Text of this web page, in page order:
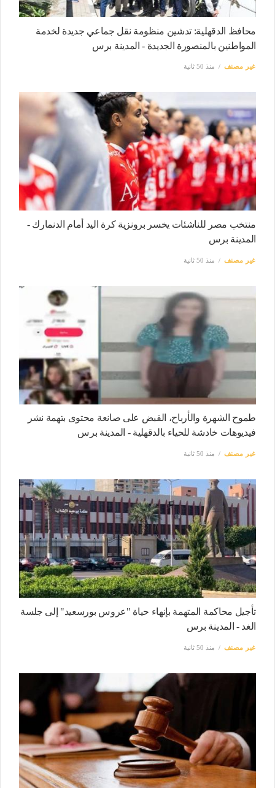
محافظ الدقهلية: تدشين منظومة نقل جماعي جديدة لخدمة
المواطنين بالمنصورة الجديدة - المدينة برس
غير مصنف منذ 50 ثانية
منتخب مصر للناشئات يخسر برونزية كرة اليد أمام الدنمارك -
المدينة برس
غير مصنف منذ 50 ثانية
طموح الشهرة والأرباح، القبض على صانعة محتوى بتهمة نشر
فيديوهات خادشة للحياء بالدقهلية - المدينة برس
غير مصنف منذ 50 ثانية
تأجيل محاكمة المتهمة بإنهاء حياة "عروس بورسعيد" إلى جلسة
الغد - المدينة برس
غير مصنف منذ 50 ثانية